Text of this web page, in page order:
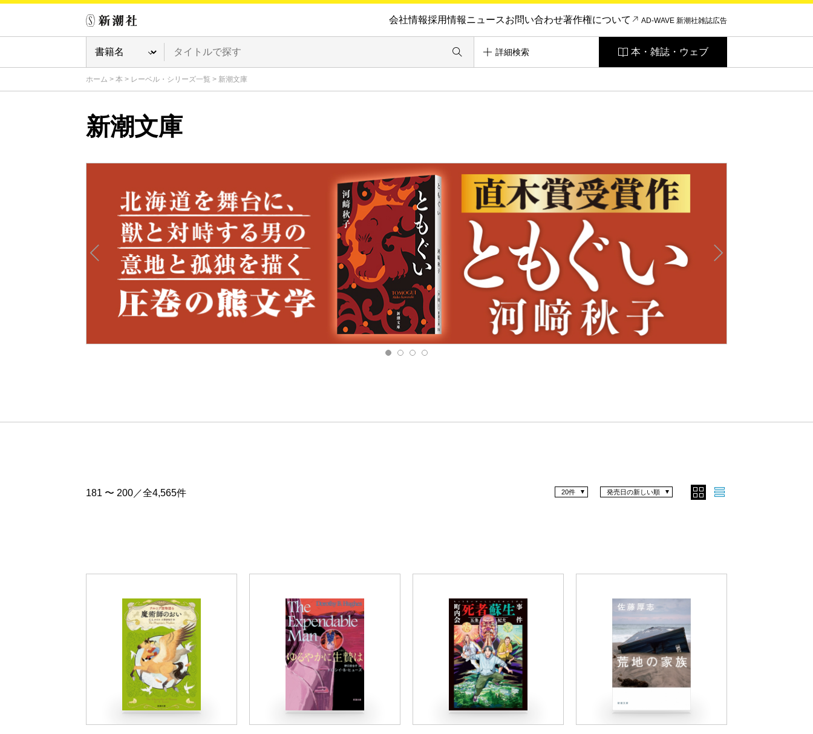
会社情報採用情報ニュースお問い合わせ著作権について AD-WAVE 新潮社雑誌広告
詳細検索 本・雑誌・ウェブ
ホーム > 本 > レーベル・シリーズ一覧 > 新潮文庫
新潮文庫
181 〜 200／全4,565件 発売日の新しい順
20件